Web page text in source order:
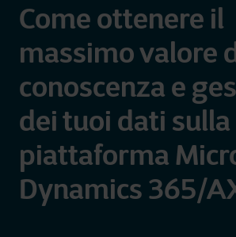
Come ottenere il
massimo valore
conoscenza e
dei tuoi dati sulla
piattaforma
Dynamics 365/